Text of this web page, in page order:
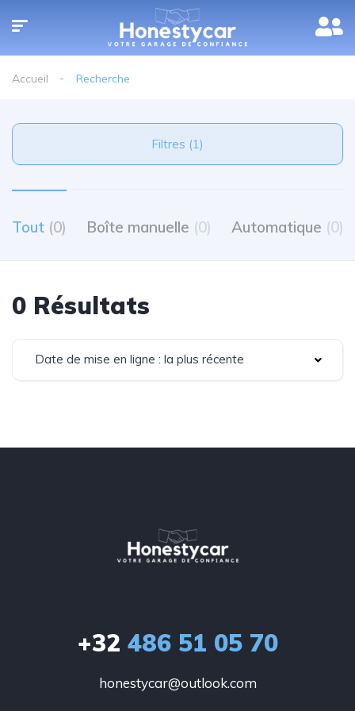
Accueil Recherche
Filtres (1)
Tout (0) Boîte manuelle (0) Automatique (0)
0 Résultats
Date de mise en ligne : la plus récente
+32 486 51 05 70
honestycar@outlook.com